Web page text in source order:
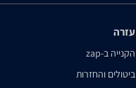
עזרה
הקנייה ב-zap
ביטולים והחזרות